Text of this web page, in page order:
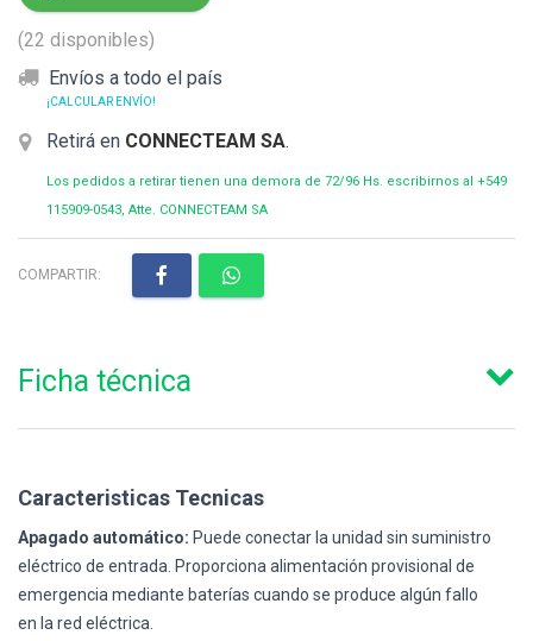
(22 disponibles)
Envíos a todo el país
¡CALCULAR ENVÍO!
Retirá en CONNECTEAM SA.
Los pedidos a retirar tienen una demora de 72/96 Hs. escribirnos al +549
115909-0543, Atte. CONNECTEAM SA
COMPARTIR:
Ficha técnica
Caracteristicas Tecnicas
Apagado automático: Puede conectar la unidad sin suministro
eléctrico de entrada. Proporciona alimentación provisional de
emergencia mediante baterías cuando se produce algún fallo
en la red eléctrica.